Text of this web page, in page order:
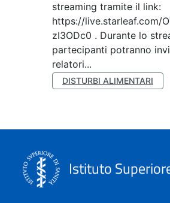
streaming tramite il link:
https://live.starleaf.com/
zI3ODc0 . Durante lo
partecipanti potranno
relatori...
DISTURBI ALIMENTARI
Istituto